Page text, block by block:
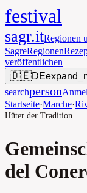
festival
sagr.itRegionen
SagreRegionen
veröffentlichen
🇩🇪DE
searchperson
Startseite·Marche·
Hüter der Tradition
del